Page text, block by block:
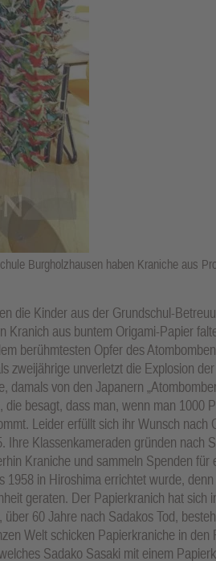
Burgholzhausen haben Kraniche aus
die Kinder aus der Grundschul-
Kranich aus buntem Origami-Papier
berühmtesten Opfer des
zweijährige unverletzt die Explosion
damals von den Japanern
besagt, dass man, wenn man 1000
Leider erfüllt sich ihr Wunsch nach
Ihre Klassenkameraden gründen nach
Kraniche und sammeln Spenden
1958 in Hiroshima errichtet wurde,
geraten. Der Papierkranich hat sich
60 Jahre nach Sadakos Tod,
Welt schicken Papierkraniche in
Sadako Sasaki mit einem